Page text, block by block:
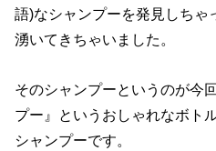
語)なシャンプーを発見しちゃ
湧いてきちゃいました。
そのシャンプーというのが今
プー』というおしゃれなボト
シャンプーです。